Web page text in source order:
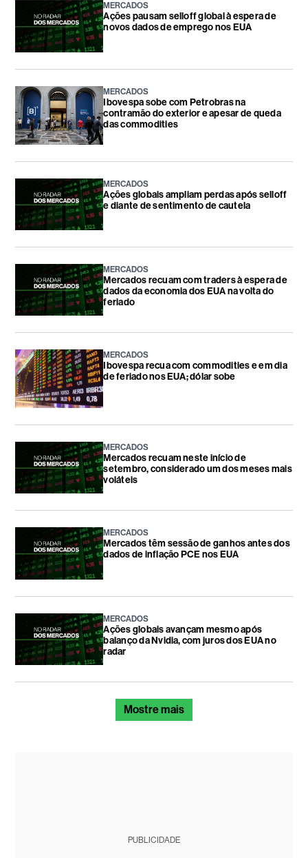
MERCADOS
Ações pausam selloff global à espera de
novos dados de emprego nos EUA
MERCADOS
Ibovespa sobe com Petrobras na
contramão do exterior e apesar de queda
das commodities
MERCADOS
Ações globais ampliam perdas após selloff
e diante de sentimento de cautela
MERCADOS
Mercados recuam com traders à espera de
dados da economia dos EUA na volta do
feriado
MERCADOS
Ibovespa recua com commodities e em dia
de feriado nos EUA; dólar sobe
MERCADOS
Mercados recuam neste início de
setembro, considerado um dos meses mais
voláteis
MERCADOS
Mercados têm sessão de ganhos antes dos
dados de inflação PCE nos EUA
MERCADOS
Ações globais avançam mesmo após
balanço da Nvidia, com juros dos EUA no
radar
Mostre mais
PUBLICIDADE